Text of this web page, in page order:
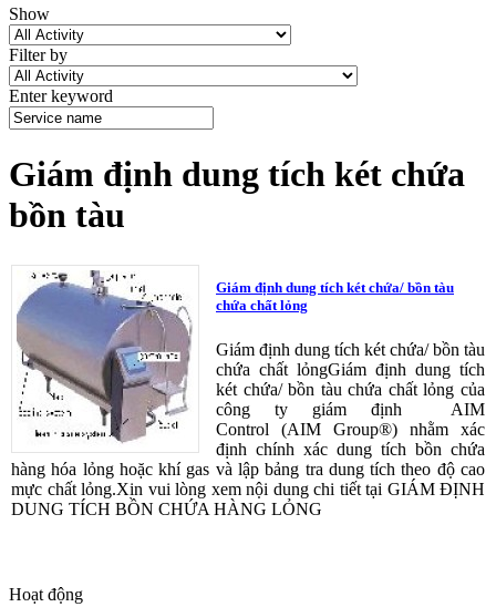
Show
Filter by
Enter keyword
Giám định dung tích két chứa
bồn tàu
Giám định dung tích két chứa/ bồn tàu
chứa chất lỏng
Giám định dung tích két chứa/ bồn tàu
chứa chất lỏngGiám định dung tích
két chứa/ bồn tàu chứa chất lỏng của
công ty giám định AIM
Control (AIM Group®) nhằm xác
định chính xác dung tích bồn chứa
hàng hóa lỏng hoặc khí gas và lập bảng tra dung tích theo độ cao
mực chất lỏng.Xin vui lòng xem nội dung chi tiết tại GIÁM ĐỊNH
DUNG TÍCH BỒN CHỨA HÀNG LỎNG
Hoạt động